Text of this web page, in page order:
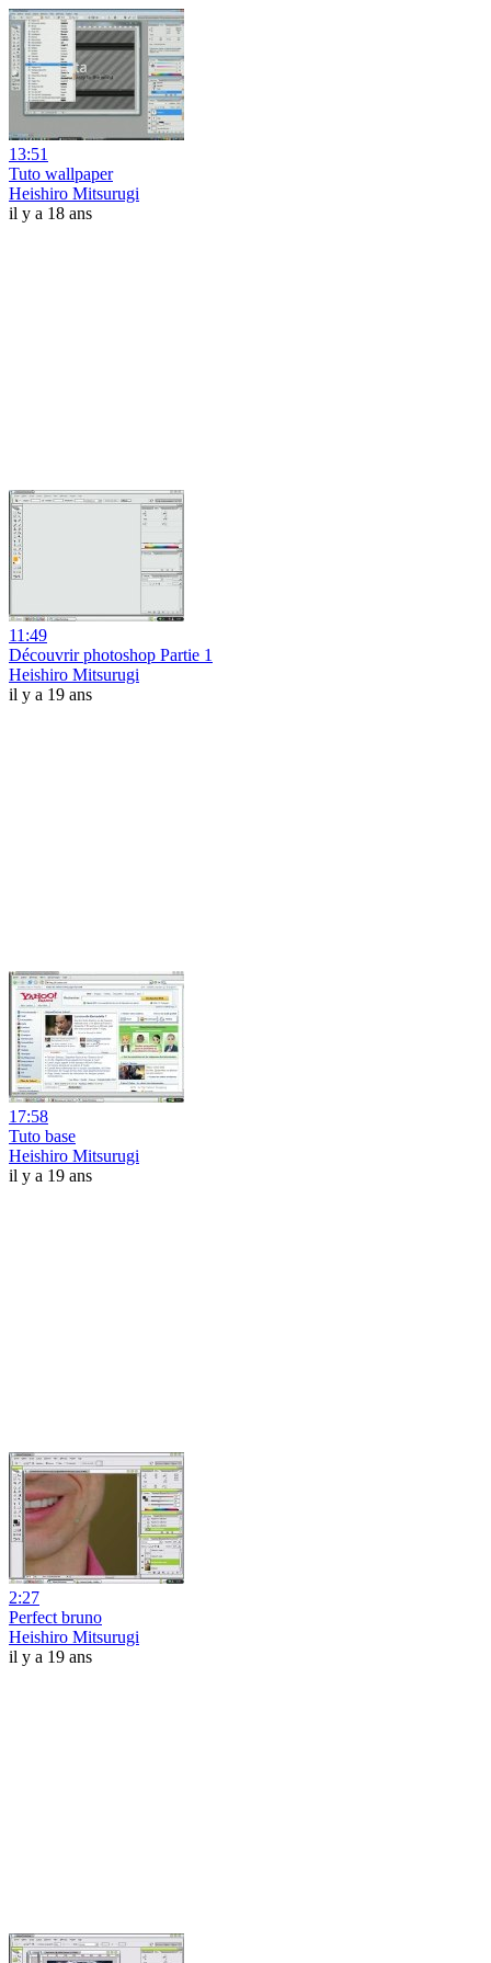
13:51
Tuto wallpaper
Heishiro Mitsurugi
il y a 18 ans
11:49
Découvrir photoshop Partie 1
Heishiro Mitsurugi
il y a 19 ans
17:58
Tuto base
Heishiro Mitsurugi
il y a 19 ans
2:27
Perfect bruno
Heishiro Mitsurugi
il y a 19 ans